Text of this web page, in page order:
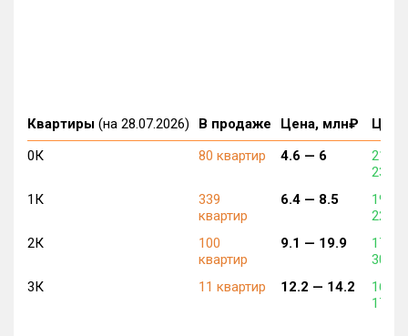
Квартиры (на 28.07.2026) В продаже Цена, млн₽
0К
80 квартир 4.6 — 6
218
234
1К
339
квартир
6.4 — 8.5
195
220
2К
100
квартир
9.1 — 19.9
176
300
3К
11 квартир 12.2 — 14.2
165
178